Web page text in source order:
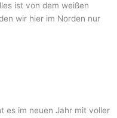
ist von dem weißen
wir hier im Norden nur
es im neuen Jahr mit voller